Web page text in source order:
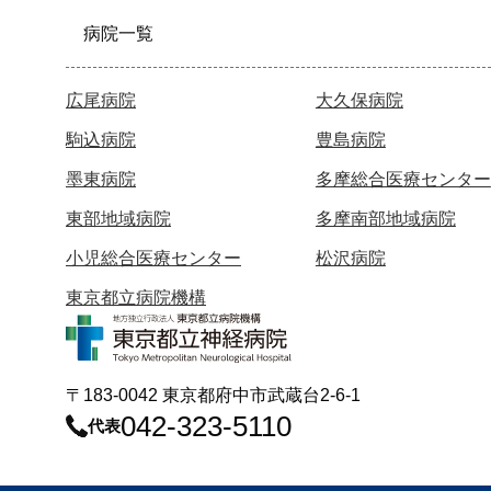
病院一覧
広尾病院 大久保病院
駒込病院 豊島病院
墨東病院 多摩総合医療センター
東部地域病院 多摩南部地域病院
小児総合医療センター 松沢病院
東京都立病院機構
〒183-0042 東京都府中市武蔵台2-6-1
代表042-323-5110